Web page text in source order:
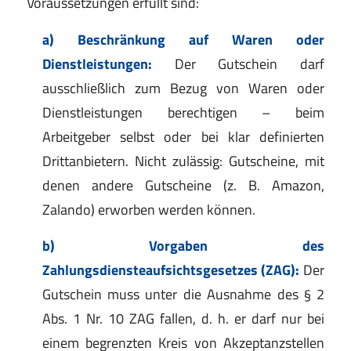
a) Beschränkung auf Waren oder
Dienstleistungen: Der Gutschein darf
ausschließlich zum Bezug von Waren oder
Dienstleistungen berechtigen – beim
Arbeitgeber selbst oder bei klar definierten
Drittanbietern. Nicht zulässig: Gutscheine, mit
denen andere Gutscheine (z. B. Amazon,
Zalando) erworben werden können.
b) Vorgaben des
Zahlungsdiensteaufsichtsgesetzes (ZAG): Der
Gutschein muss unter die Ausnahme des § 2
Abs. 1 Nr. 10 ZAG fallen, d. h. er darf nur bei
einem begrenzten Kreis von Akzeptanzstellen